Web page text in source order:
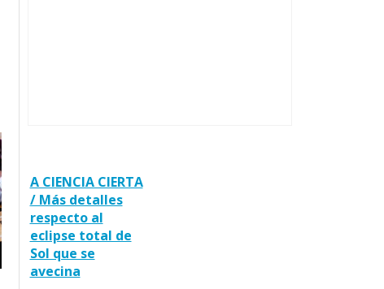
A CIENCIA CIERTA
/ Más detalles
respecto al
eclipse total de
Sol que se
avecina